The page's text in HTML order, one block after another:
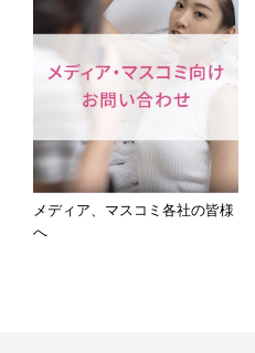
メディア、マスコミ各社の皆様
へ